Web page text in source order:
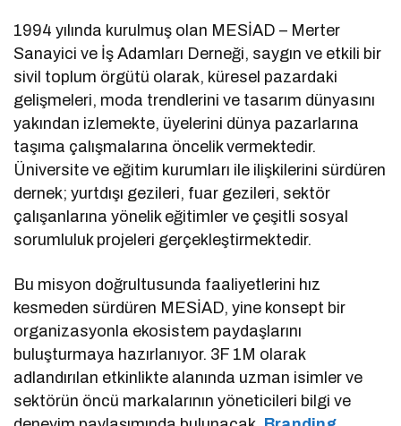
1994 yılında kurulmuş olan MESİAD – Merter
Sanayici ve İş Adamları Derneği, saygın ve etkili bir
sivil toplum örgütü olarak, küresel pazardaki
gelişmeleri, moda trendlerini ve tasarım dünyasını
yakından izlemekte, üyelerini dünya pazarlarına
taşıma çalışmalarına öncelik vermektedir.
Üniversite ve eğitim kurumları ile ilişkilerini sürdüren
dernek; yurtdışı gezileri, fuar gezileri, sektör
çalışanlarına yönelik eğitimler ve çeşitli sosyal
sorumluluk projeleri gerçekleştirmektedir.
Bu misyon doğrultusunda faaliyetlerini hız
kesmeden sürdüren MESİAD, yine konsept bir
organizasyonla ekosistem paydaşlarını
buluşturmaya hazırlanıyor. 3F 1M olarak
adlandırılan etkinlikte alanında uzman isimler ve
sektörün öncü markalarının yöneticileri bilgi ve